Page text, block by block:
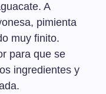
A
pimienta
muy finito.
para que se
ingredientes y